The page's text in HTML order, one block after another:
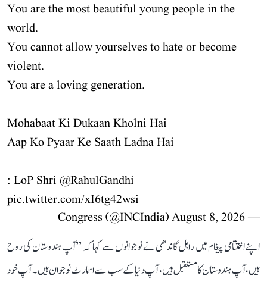
You are the most beautiful young people in the
world.
You cannot allow yourselves to hate or become
violent.
You are a loving generation.
Mohabaat Ki Dukaan Kholni Hai
Aap Ko Pyaar Ke Saath Ladna Hai
: LoP Shri @RahulGandhi
pic.twitter.com/xI6tg42wsi
— Congress (@INCIndia)
August 8, 2026
اپنے اختتامی پیغام میں راہل گاندھی نے نوجوانوں سے کہا کہ ’’آپ ہندوستان کی روح
ہیں، آپ ہندوستان کا مستقبل ہیں، آپ دنیا کے سب سے اسمارٹ نوجوان ہیں۔ آپ خود